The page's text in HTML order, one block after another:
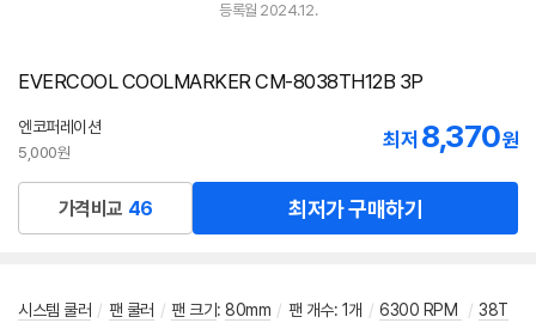
등록월 2024.12.
EVERCOOL COOLMARKER CM-8038TH12B 3P
엔코퍼레이션
5,000원
최저 8,370원
가격비교 46 최저가 구매하기
시스템 쿨러 / 팬 쿨러 / 팬 크기 : 80mm / 팬 개수: 1개 / 6300 RPM / 38T